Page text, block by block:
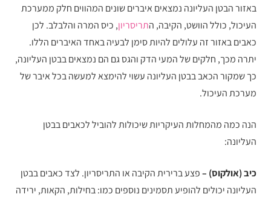
באזור הבטן העליונה נמצאים איברים שונים המהווים חלק ממערכת
העיכול, כולל הוושט, הקיבה, התריסריון, כיס המרה והלבלב. לכן
כאבים באזור זה עלולים להיות סימן לבעיה באחד האיברים הללו.
יתרה מכך, חלקים של המעי הדק והגס גם הם נמצאים בבטן העליונה,
כך שמקור הכאב בבטן העליונה עשוי להימצא למעשה בכל איבר של
מערכת העיכול.
הנה כמה מהמחלות העיקריות שיכולות להוביל לכאבים בבטן
העליונה:
כיב (אולקוס) –פצע ברירית הקיבה או התריסריון. לצד כאבים בבטן
העליונה יכולים להופיע תסמינים נוספים כמו: בחילות, הקאות, ירידה